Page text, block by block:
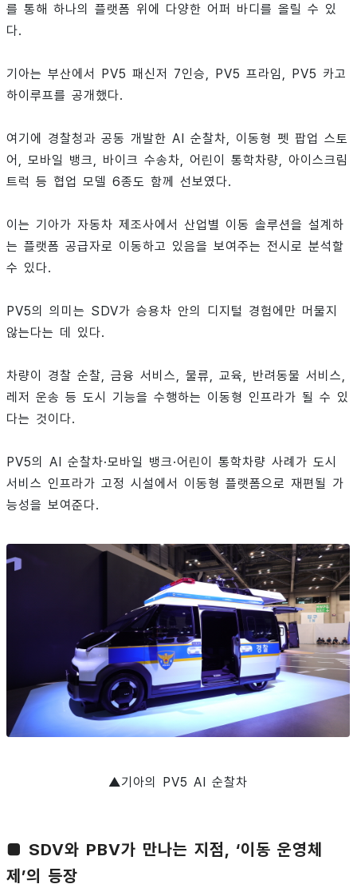
를 통해 하나의 플랫폼 위에 다양한 어퍼 바디를 올릴 수 있
다.
기아는 부산에서 PV5 패신저 7인승, PV5 프라임, PV5 카고
하이루프를 공개했다.
여기에 경찰청과 공동 개발한 AI 순찰차, 이동형 펫 팝업 스토
어, 모바일 뱅크, 바이크 수송차, 어린이 통학차량, 아이스크림
트럭 등 협업 모델 6종도 함께 선보였다.
이는 기아가 자동차 제조사에서 산업별 이동 솔루션을 설계하
는 플랫폼 공급자로 이동하고 있음을 보여주는 전시로 분석할
수 있다.
PV5의 의미는 SDV가 승용차 안의 디지털 경험에만 머물지
않는다는 데 있다.
차량이 경찰 순찰, 금융 서비스, 물류, 교육, 반려동물 서비스,
레저 운송 등 도시 기능을 수행하는 이동형 인프라가 될 수 있
다는 것이다.
PV5의 AI 순찰차·모바일 뱅크·어린이 통학차량 사례가 도시
서비스 인프라가 고정 시설에서 이동형 플랫폼으로 재편될 가
능성을 보여준다.
▲기아의 PV5 AI 순찰차
■ SDV와 PBV가 만나는 지점, ‘이동 운영체
제’의 등장